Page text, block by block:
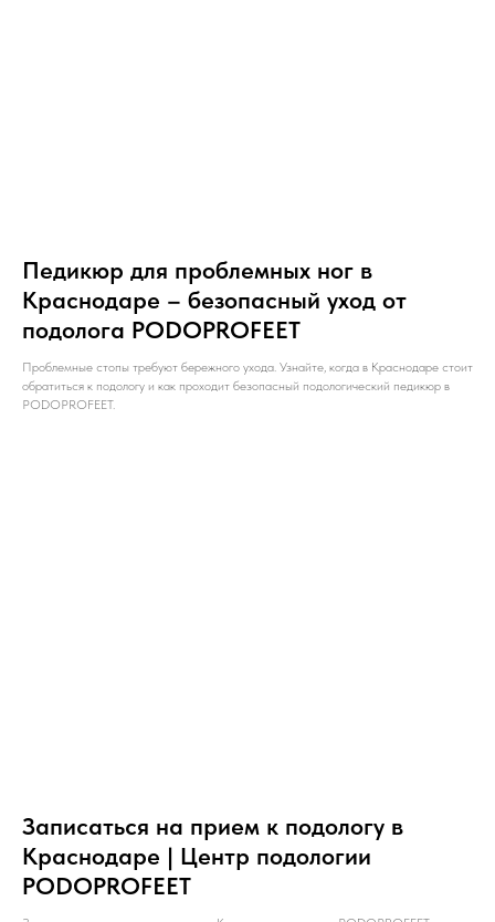
Педикюр для проблемных ног в
Краснодаре – безопасный уход от
подолога PODOPROFEET
Проблемные стопы требуют бережного ухода. Узнайте, когда в Краснодаре стоит
обратиться к подологу и как проходит безопасный подологический педикюр в
PODOPROFEET.
Записаться на прием к подологу в
Краснодаре | Центр подологии
PODOPROFEET